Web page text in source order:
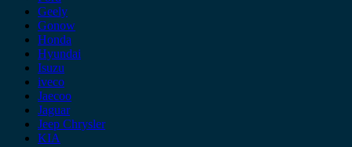
Geely
Gonow
Honda
Hyundai
Isuzu
iveco
Jaecoo
Jaguar
Jeep Chrysler
KIA